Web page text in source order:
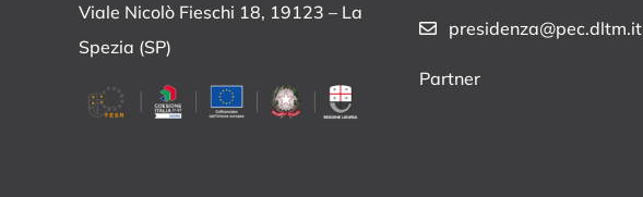
Viale Nicolò Fieschi 18, 19123 – La
Spezia (SP)
presidenza@pec.dltm.it
Partner